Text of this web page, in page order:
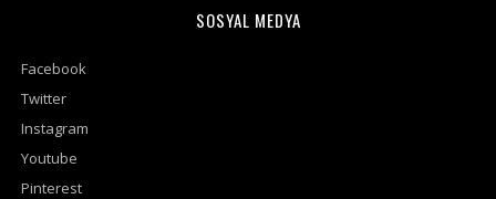
SOSYAL MEDYA
Facebook
Twitter
Instagram
Youtube
Pinterest